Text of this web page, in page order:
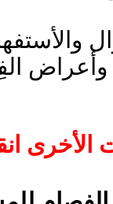
وأعراض
الأخرى